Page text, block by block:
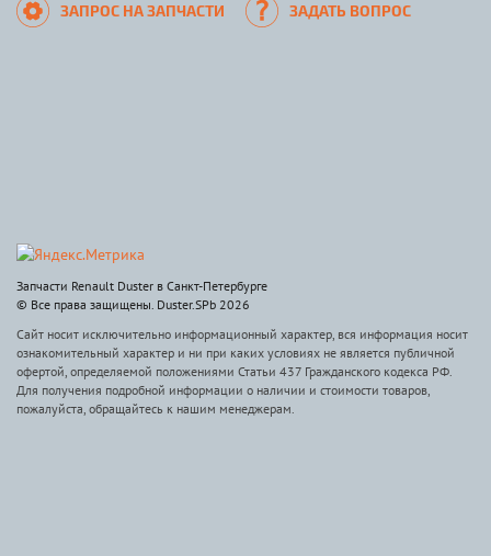
ЗАПРОС НА ЗАПЧАСТИ ЗАДАТЬ ВОПРОС
Запчасти Renault Duster в Санкт-Петербурге
© Все права защищены. Duster.SPb 2026
Сайт носит исключительно информационный характер, вся информация носит
ознакомительный характер и ни при каких условиях не является публичной
офертой, определяемой положениями Статьи 437 Гражданского кодекса РФ.
Для получения подробной информации о наличии и стоимости товаров,
пожалуйста, обращайтесь к нашим менеджерам.